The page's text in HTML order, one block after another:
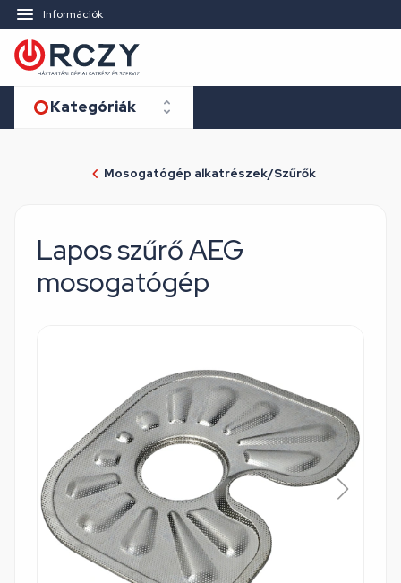
Információk
Kategóriák
Mosogatógép alkatrészek/Szűrők
Lapos szűrő AEG
mosogatógép